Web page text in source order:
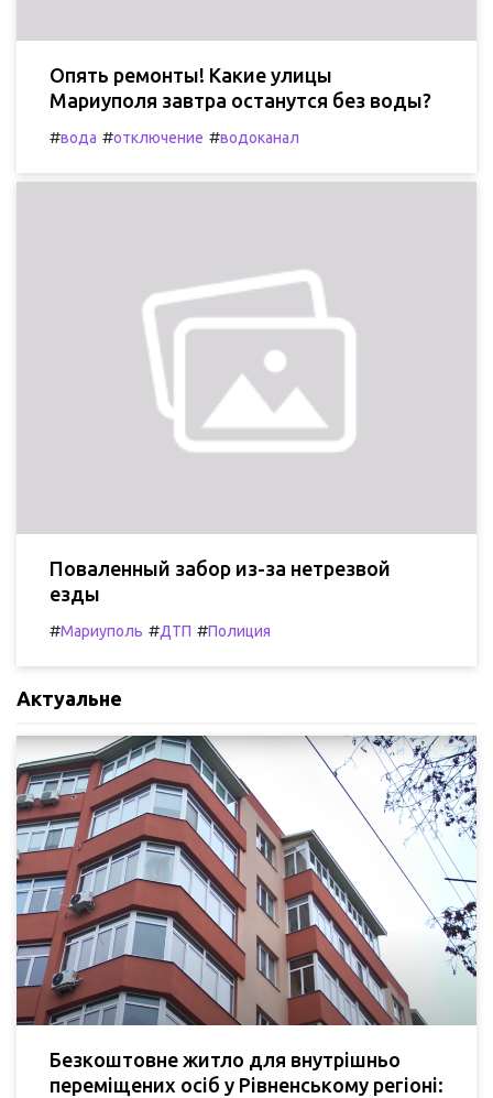
Опять ремонты! Какие улицы
Мариуполя завтра останутся без воды?
#вода #отключение #водоканал
Поваленный забор из-за нетрезвой
езды
#Мариуполь #ДТП #Полиция
Актуальне
Безкоштовне житло для внутрішньо
переміщених осіб у Рівненському регіоні: